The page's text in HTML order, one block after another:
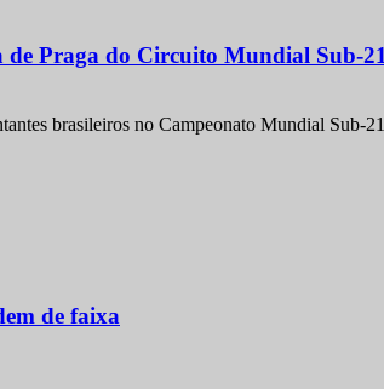
de Praga do Circuito Mundial Sub-21
brasileiros no Campeonato Mundial
de faixa